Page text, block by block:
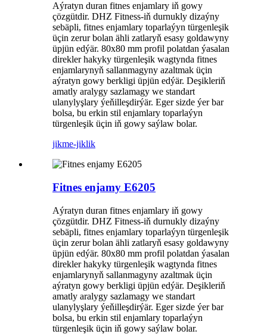
Aýratyn duran fitnes enjamlary iň gowy
çözgütdir. DHZ Fitness-iň durnukly dizaýny
sebäpli, fitnes enjamlary toparlaýyn türgenleşik
üçin zerur bolan ähli zatlaryň esasy goldawyny
üpjün edýär. 80x80 mm profil polatdan ýasalan
direkler hakyky türgenleşik wagtynda fitnes
enjamlarynyň sallanmagyny azaltmak üçin
aýratyn gowy berkligi üpjün edýär. Deşikleriň
amatly aralygy sazlamagy we standart
ulanylyşlary ýeňilleşdirýär. Eger sizde ýer bar
bolsa, bu erkin stil enjamlary toparlaýyn
türgenleşik üçin iň gowy saýlaw bolar.
jikme-jiklik
Fitnes enjamy E6205
Aýratyn duran fitnes enjamlary iň gowy
çözgütdir. DHZ Fitness-iň durnukly dizaýny
sebäpli, fitnes enjamlary toparlaýyn türgenleşik
üçin zerur bolan ähli zatlaryň esasy goldawyny
üpjün edýär. 80x80 mm profil polatdan ýasalan
direkler hakyky türgenleşik wagtynda fitnes
enjamlarynyň sallanmagyny azaltmak üçin
aýratyn gowy berkligi üpjün edýär. Deşikleriň
amatly aralygy sazlamagy we standart
ulanylyşlary ýeňilleşdirýär. Eger sizde ýer bar
bolsa, bu erkin stil enjamlary toparlaýyn
türgenleşik üçin iň gowy saýlaw bolar.